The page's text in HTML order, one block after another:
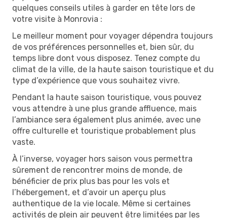
quelques conseils utiles à garder en tête lors de
votre visite à Monrovia :
Le meilleur moment pour voyager dépendra toujours
de vos préférences personnelles et, bien sûr, du
temps libre dont vous disposez. Tenez compte du
climat de la ville, de la haute saison touristique et du
type d’expérience que vous souhaitez vivre.
Pendant la haute saison touristique, vous pouvez
vous attendre à une plus grande affluence, mais
l’ambiance sera également plus animée, avec une
offre culturelle et touristique probablement plus
vaste.
À l’inverse, voyager hors saison vous permettra
sûrement de rencontrer moins de monde, de
bénéficier de prix plus bas pour les vols et
l’hébergement, et d’avoir un aperçu plus
authentique de la vie locale. Même si certaines
activités de plein air peuvent être limitées par les